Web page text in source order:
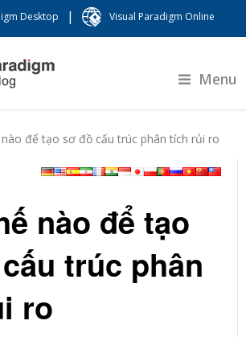
Desktop | Visual Paradigm Online
Menu
để tạo sơ đồ cấu trúc phân tích rủi ro
nào để tạo
trúc phân
ro